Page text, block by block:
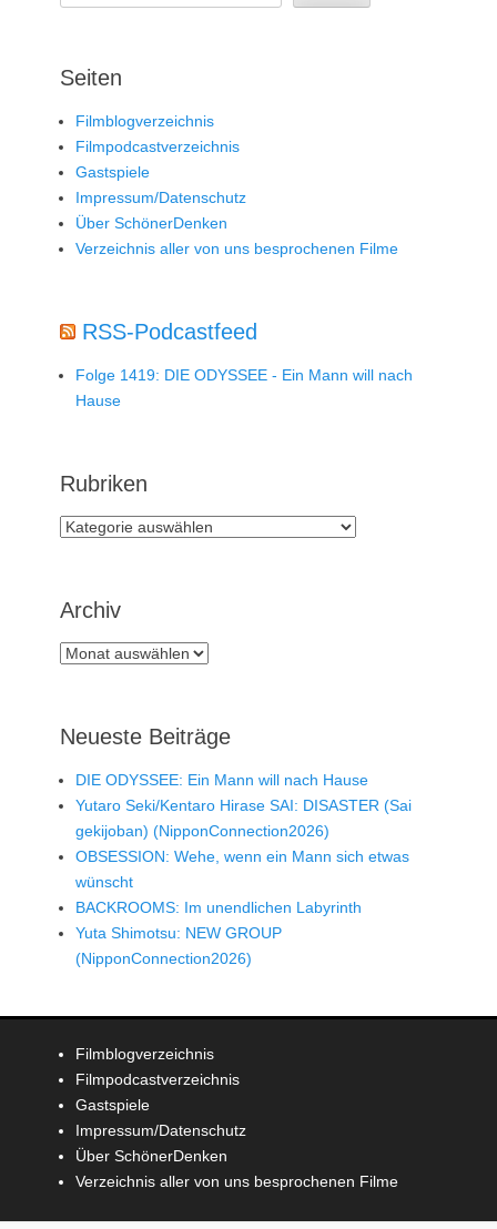
Seiten
Filmblogverzeichnis
Filmpodcastverzeichnis
Gastspiele
Impressum/Datenschutz
Über SchönerDenken
Verzeichnis aller von uns besprochenen Filme
RSS-Podcastfeed
Folge 1419: DIE ODYSSEE - Ein Mann will nach
Hause
Rubriken
Rubriken
Archiv
Archiv
Neueste Beiträge
DIE ODYSSEE: Ein Mann will nach Hause
Yutaro Seki/Kentaro Hirase SAI: DISASTER (Sai
gekijoban) (NipponConnection2026)
OBSESSION: Wehe, wenn ein Mann sich etwas
wünscht
BACKROOMS: Im unendlichen Labyrinth
Yuta Shimotsu: NEW GROUP
(NipponConnection2026)
Filmblogverzeichnis
Filmpodcastverzeichnis
Gastspiele
Impressum/Datenschutz
Über SchönerDenken
Verzeichnis aller von uns besprochenen Filme